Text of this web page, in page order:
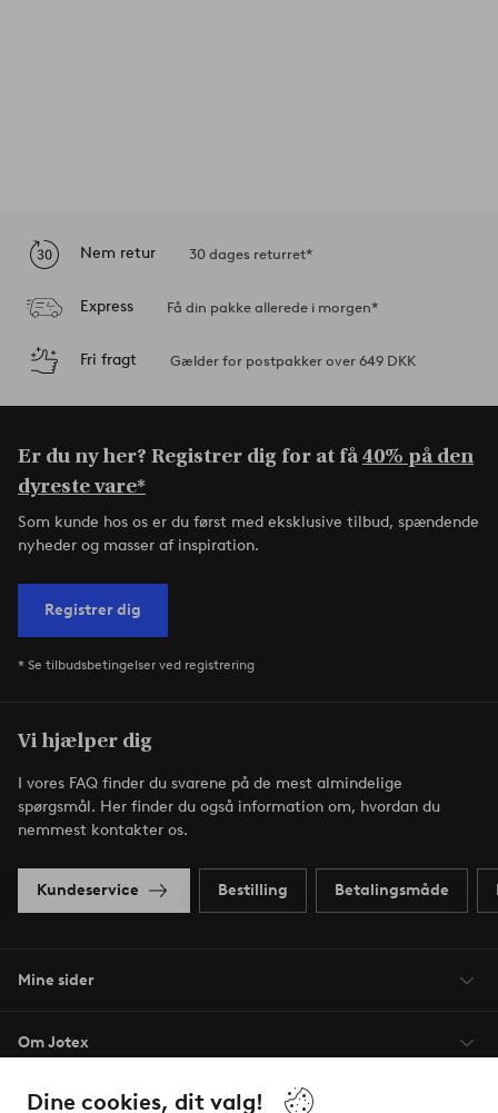
Dine cookies, dit valg!
Nem retur 30 dages returret*
Express Få din pakke allerede i morgen*
Fri fragt Gælder for postpakker over 649 DKK
Er du ny her? Registrer dig for at få40% på den
dyreste vare*
Som kunde hos os er du først med eksklusive tilbud, spændende
nyheder og masser af inspiration.
Registrer dig
* Se tilbudsbetingelser ved registrering
Vi hjælper dig
I vores FAQ finder du svarene på de mest almindelige
spørgsmål. Her finder du også information om, hvordan du
nemmest kontakter os.
Kundeservice Bestilling Betalingsmåde
Mine sider
Om Jotex
Vilkår